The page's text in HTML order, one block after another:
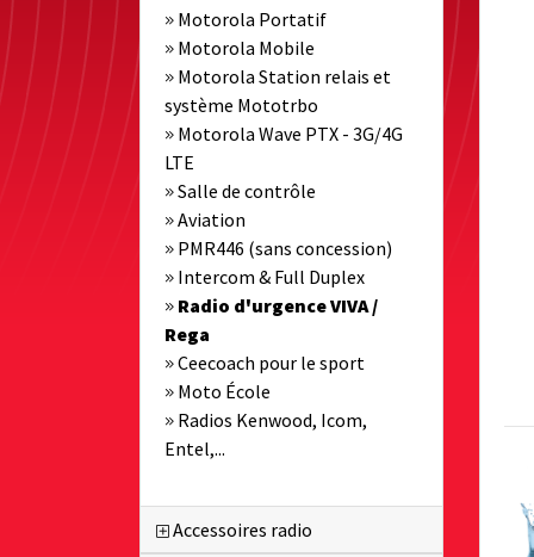
Motorola Portatif
Motorola Mobile
Motorola Station relais et
système Mototrbo
Motorola Wave PTX - 3G/4G
LTE
Salle de contrôle
Aviation
PMR446 (sans concession)
Intercom & Full Duplex
Radio d'urgence VIVA /
Rega
Ceecoach pour le sport
Moto École
Radios Kenwood, Icom,
Entel,...
Accessoires radio